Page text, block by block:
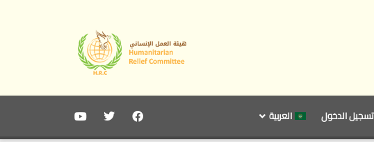
تسجيل الدخول العربية